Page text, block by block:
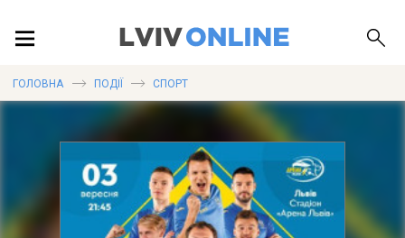
ЛОКАЦІЇ
ПУБЛІКАЦІЇ
ГОЛОВНА ПОДІЇ СПОРТ